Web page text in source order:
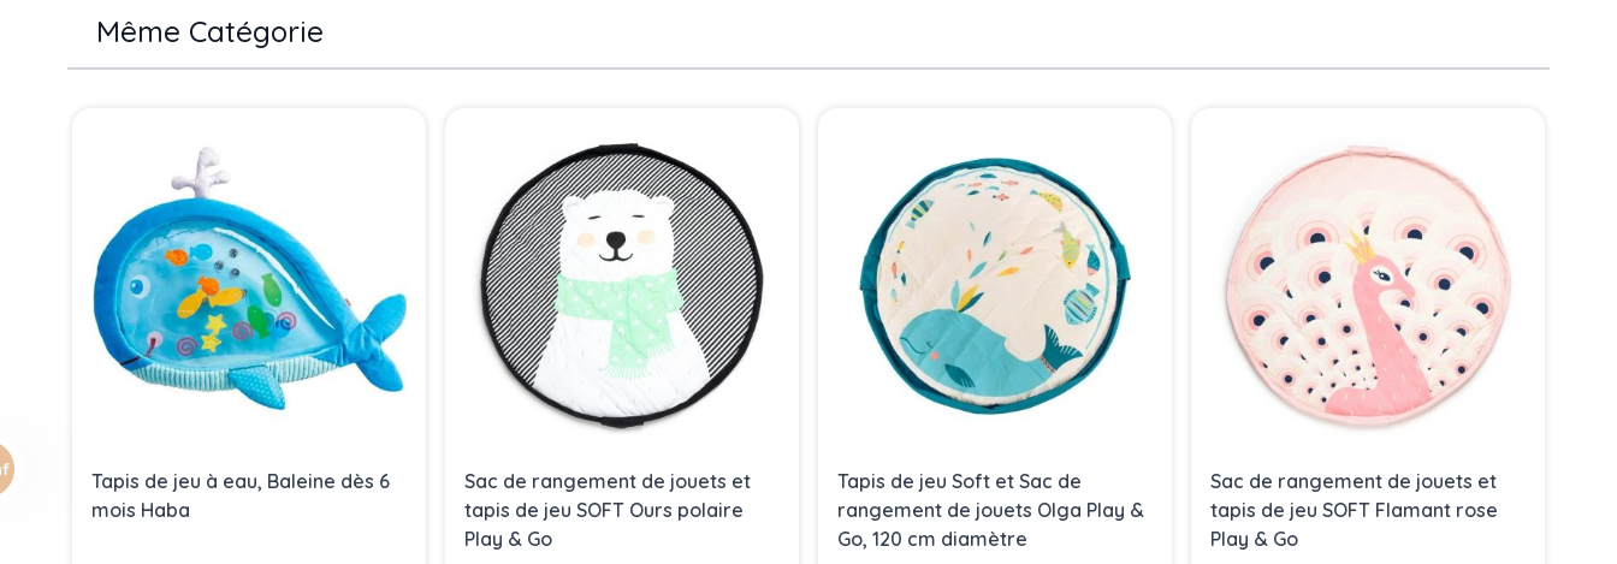
Même Catégorie
Tapis de jeu à eau, Baleine dès 6
mois Haba
Sac de rangement de jouets et
tapis de jeu SOFT Ours polaire
Play & Go
Tapis de jeu Soft et Sac de
rangement de jouets Olga Play &
Go, 120 cm diamètre
Sac de rangement de jouets et
tapis de jeu SOFT Flamant rose
Play & Go